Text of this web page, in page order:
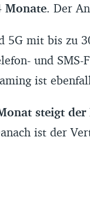
Monate. Der
5G mit bis zu
und
ist
steigt
ist der